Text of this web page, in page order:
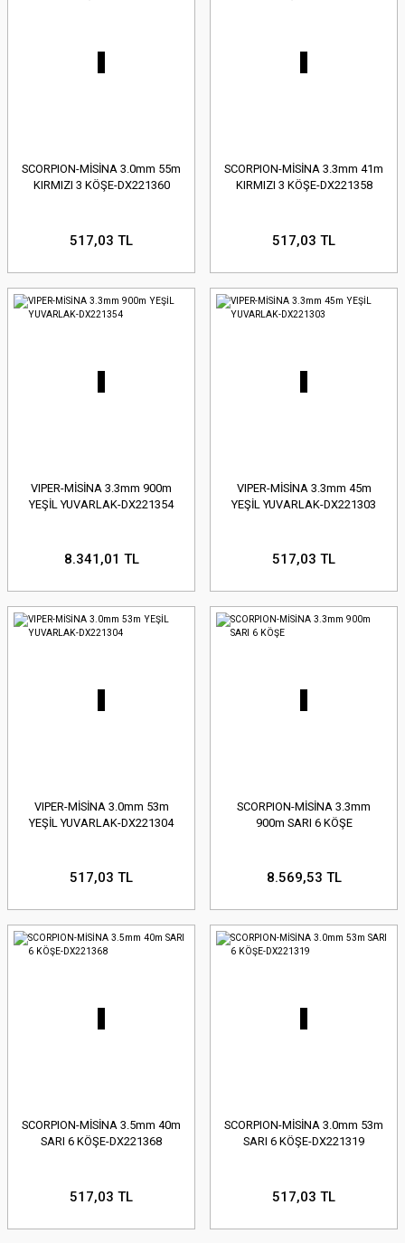
SCORPION-MİSİNA 3.0mm 55m
KIRMIZI 3 KÖŞE-DX221360
517,03 TL
SCORPION-MİSİNA 3.3mm 41m
KIRMIZI 3 KÖŞE-DX221358
517,03 TL
VIPER-MİSİNA 3.3mm 900m
YEŞİL YUVARLAK-DX221354
8.341,01 TL
VIPER-MİSİNA 3.3mm 45m
YEŞİL YUVARLAK-DX221303
517,03 TL
VIPER-MİSİNA 3.0mm 53m
YEŞİL YUVARLAK-DX221304
517,03 TL
SCORPION-MİSİNA 3.3mm
900m SARI 6 KÖŞE
8.569,53 TL
SCORPION-MİSİNA 3.5mm 40m
SARI 6 KÖŞE-DX221368
517,03 TL
SCORPION-MİSİNA 3.0mm 53m
SARI 6 KÖŞE-DX221319
517,03 TL